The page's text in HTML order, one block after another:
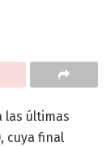
las últimas
cuya final